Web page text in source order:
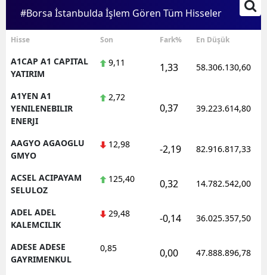
#Borsa İstanbulda İşlem Gören Tüm Hisseler
Hisse Son Fark% En Düşük
A1CAP A1 CAPITAL
YATIRIM
9,11 1,33 58.306.130,60
A1YEN A1
YENILENEBILIR
ENERJI
2,72
0,37 39.223.614,80
AAGYO AGAOGLU
GMYO
12,98 -2,19 82.916.817,33
ACSEL ACIPAYAM
SELULOZ
125,40 0,32 14.782.542,00
ADEL ADEL
KALEMCILIK
29,48 -0,14 36.025.357,50
ADESE ADESE
GAYRIMENKUL
0,85 0,00 47.888.896,78